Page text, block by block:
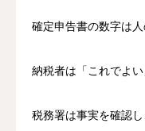
確定申告書の数字は人
納税者は「これでよい
税務署は事実を確認し